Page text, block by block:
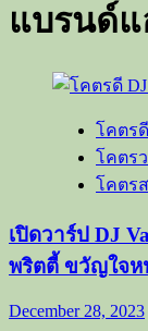
แบรนด์แ
โคตรดี
โคตร
โคตร
เปิดวาร์ป DJ
พริตตี้ ขวัญใจห
December 28, 2023